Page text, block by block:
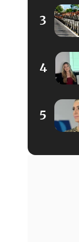
3
4
5